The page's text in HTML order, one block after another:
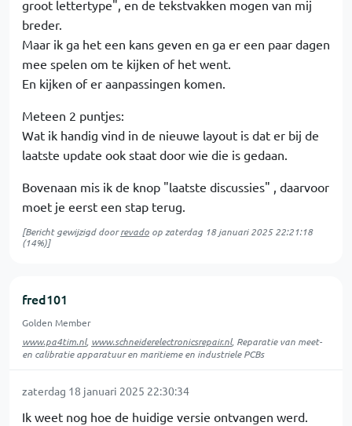
groot lettertype", en de tekstvakken mogen van mij
breder.
Maar ik ga het een kans geven en ga er een paar dagen
mee spelen om te kijken of het went.
En kijken of er aanpassingen komen.
Meteen 2 puntjes:
Wat ik handig vind in de nieuwe layout is dat er bij de
laatste update ook staat door wie die is gedaan.
Bovenaan mis ik de knop "laatste discussies" , daarvoor
moet je eerst een stap terug.
[Bericht gewijzigd doorrevado op zaterdag 18 januari 2025 22:21:18
(14%)]
fred101
Golden Member
www.pa4tim.nl, www.schneiderelectronicsrepair.nl, Reparatie van meet-
en calibratie apparatuur en maritieme en industriele PCBs
zaterdag 18 januari 2025 22:30:34
Ik weet nog hoe de huidige versie ontvangen werd.